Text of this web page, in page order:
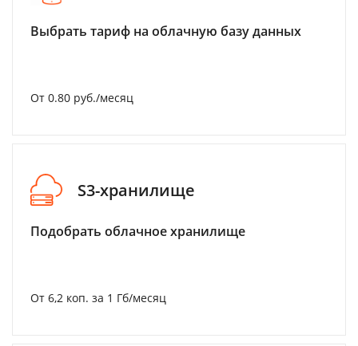
Выбрать тариф на облачную базу данных
От 0.80 руб./месяц
S3-хранилище
Подобрать облачное хранилище
От 6,2 коп. за 1 Гб/месяц